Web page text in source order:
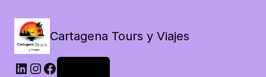
Cartagena Tours y Viajes
LinkedIn
Instagram
Facebook